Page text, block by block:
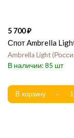
5 700
Спот Ambrella
Ambrella Light
85